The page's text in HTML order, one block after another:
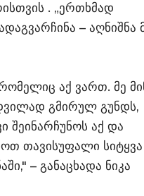
. „ერთხმად
– აღნიშნა
აქ ვართ. მე
გმირულ გუნდს,
შეინარჩუნოს აქ და
თავისუფალი
– განაცხადა ნიკა